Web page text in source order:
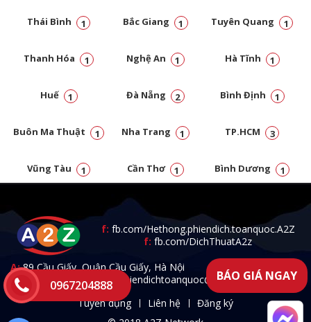
Thái Bình 1 Bắc Giang 1 Tuyên Quang 1
Thanh Hóa 1 Nghệ An 1 Hà Tĩnh 1
Huế 1 Đà Nẵng 2 Bình Định 1
Buôn Ma Thuật 1 Nha Trang 1 TP.HCM 3
Vũng Tàu 1 Cần Thơ 1 Bình Dương 1
f: fb.com/Hethong.phiendich.toanquoc.A2Z
f: fb.com/DichThuatA2z
A:89 Cầu Giấy, Quận Cầu Giấy, Hà Nội
T: 0967.204.888 -E:a2zphiendichtoanquoc@gmail.com
Tuyển dụng
Liên hệ
Đăng ký
0967204888
BÁO GIÁ NGAY